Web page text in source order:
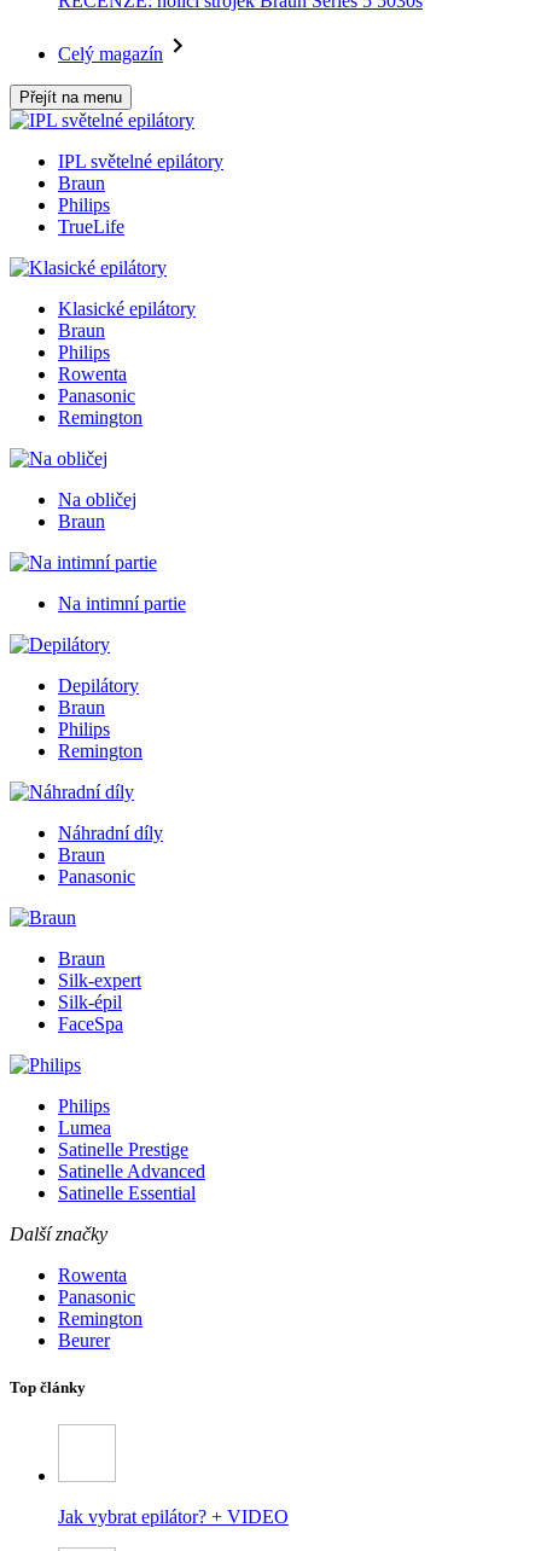
Celý magazín
Přejít na menu
IPL světelné epilátory
Braun
Philips
TrueLife
Klasické epilátory
Braun
Philips
Rowenta
Panasonic
Remington
Na obličej
Braun
Na intimní partie
Depilátory
Braun
Philips
Remington
Náhradní díly
Braun
Panasonic
Braun
Silk-expert
Silk-épil
FaceSpa
Philips
Lumea
Satinelle Prestige
Satinelle Advanced
Satinelle Essential
Další značky
Rowenta
Panasonic
Remington
Beurer
Top články
Jak vybrat epilátor? + VIDEO